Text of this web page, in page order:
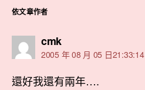
依文章作者
cmk表
示:
2005 年 08 月 05 日21:33:14
還好我還有兩年….